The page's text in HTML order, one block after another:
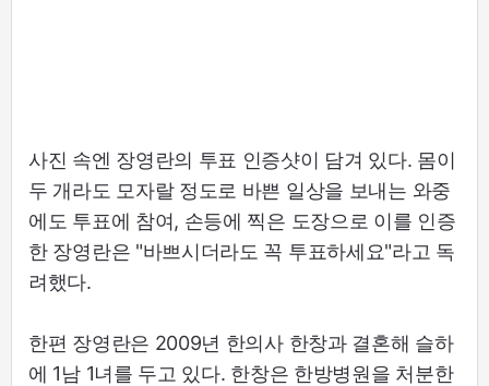
사진 속엔 장영란의 투표 인증샷이 담겨 있다. 몸이
두 개라도 모자랄 정도로 바쁜 일상을 보내는 와중
에도 투표에 참여, 손등에 찍은 도장으로 이를 인증
한 장영란은 "바쁘시더라도 꼭 투표하세요"라고 독
려했다.
한편 장영란은 2009년 한의사 한창과 결혼해 슬하
에 1남 1녀를 두고 있다. 한창은 한방병원을 처분한